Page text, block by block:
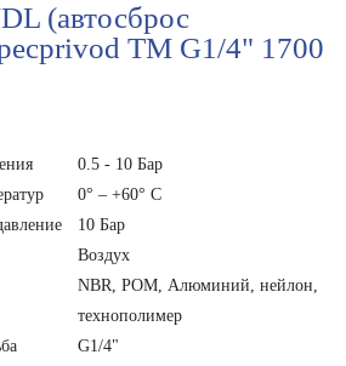
(автосброс
TM G1/4" 1700
0.5 - 10 Бар
0° – +60° C
10 Бар
Воздух
NBR, POM, Алюминий, нейлон,
технополимер
G1/4"